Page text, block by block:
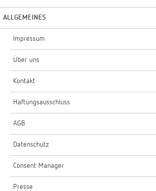
ALLGEMEINES
Impressum
Über uns
Kontakt
Haftungsausschluss
AGB
Datenschutz
Consent Manager
Presse